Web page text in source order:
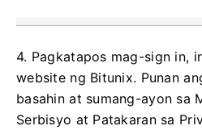
4. Pagkatapos mag-sign in,
website ng Bitunix. Punan
basahin at sumang-ayon sa
Serbisyo at Patakaran sa